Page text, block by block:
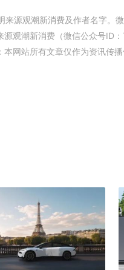
源观潮新消费及作者名字。
观潮新消费（微信公众号ID
网站所有文章仅作为资讯传